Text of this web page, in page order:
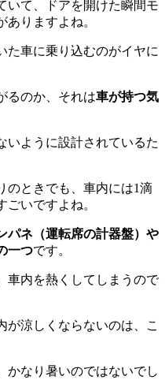
いて、ドアを開けた瞬間モ
りますよね。
た車に乗り込むのがイヤに
るのか、それは車が持つ気
いように設計されているた
のときでも、車内には1滴
ごいですよね。
パネ（運転席の計器盤）や
一つです。
車内を熱くしてしまうので
が涼しくならないのは、こ
かなり暑いのではないでし